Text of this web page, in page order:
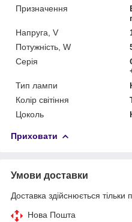
Призначення
Напруга, V
Потужність, W
Серія
Тип лампи
Колір світіння
Цоколь
Приховати
Умови доставки
Доставка здійснюється тільки
Нова Пошта